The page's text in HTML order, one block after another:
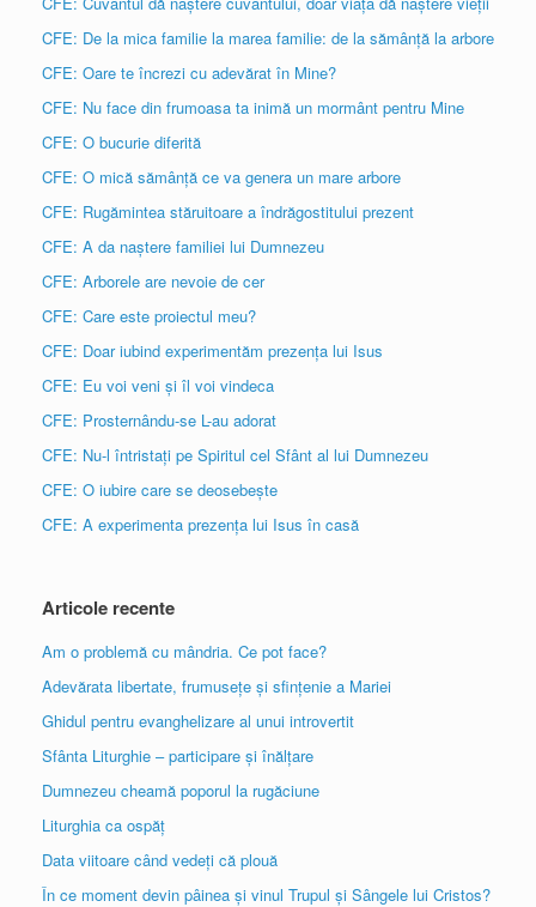
CFE: De la mica familie la marea familie: de la sămânță la arbore
CFE: Oare te încrezi cu adevărat în Mine?
CFE: Nu face din frumoasa ta inimă un mormânt pentru Mine
CFE: O bucurie diferită
CFE: O mică sămânță ce va genera un mare arbore
CFE: Rugămintea stăruitoare a îndrăgostitului prezent
CFE: A da naștere familiei lui Dumnezeu
CFE: Arborele are nevoie de cer
CFE: Care este proiectul meu?
CFE: Doar iubind experimentăm prezența lui Isus
CFE: Eu voi veni și îl voi vindeca
CFE: Prosternându-se L-au adorat
CFE: Nu-l întristați pe Spiritul cel Sfânt al lui Dumnezeu
CFE: O iubire care se deosebește
CFE: A experimenta prezența lui Isus în casă
Articole recente
Am o problemă cu mândria. Ce pot face?
Adevărata libertate, frumusețe și sfințenie a Mariei
Ghidul pentru evanghelizare al unui introvertit
Sfânta Liturghie – participare și înălțare
Dumnezeu cheamă poporul la rugăciune
Liturghia ca ospăț
Data viitoare când vedeți că plouă
În ce moment devin pâinea și vinul Trupul și Sângele lui Cristos?